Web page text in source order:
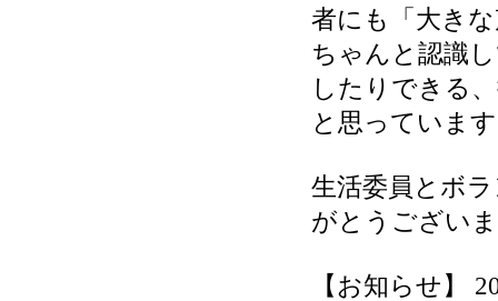
者にも「大き
ちゃんと認識
したりできる
と思っていま
生活委員とボ
がとうござい
【お知らせ】